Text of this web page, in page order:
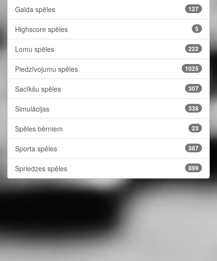
Galda spēles 127
Highscore spēles 5
Lomu spēles 222
Piedzīvojumu spēles 1025
Sacīkšu spēles 307
Simulācijas 338
Spēles bērniem 23
Sporta spēles 387
Spriedzes spēles 899